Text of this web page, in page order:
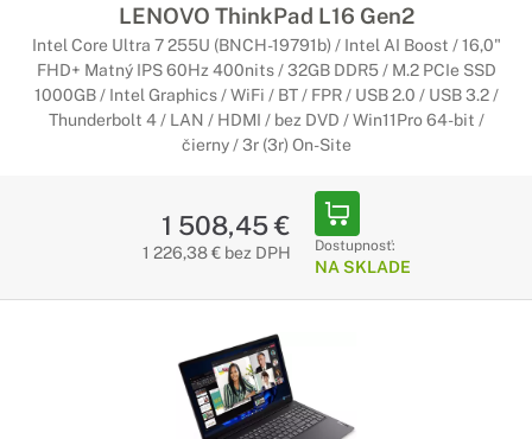
Nekompromisné hranie hier
Vynikajúce procesory, špičková grafika, možnosť
pretaktovania, veľmi rýchle úložisko a ďalšie. Vezmite si so
sebou silný herný výkon, nech ste kdekoľvek.
Notebooky Lenovo ThinkBook
Vytvorený pre podnikanie, vytvorený pre
to nie je všetko - notebooky Thinkbook disponujú skvelými
funkciami, ktoré pozdvihnú zábavu na vyššiu úroveň. A majú
LENOVO ThinkPad L16 Gen2
Intel Core Ultra 7 255U (BNCH-19791b) / Intel AI Boost / 16,0"
FHD+ Matný IPS 60Hz 400nits / 32GB DDR5 / M.2 PCIe SSD
1000GB / Intel Graphics / WiFi / BT / FPR / USB 2.0 / USB 3.2 /
Thunderbolt 4 / LAN / HDMI / bez DVD / Win11Pro 64-bit /
čierny / 3r (3r) On-Site
1 508,45 €
1 226,38 € bez DPH Dostupnosť:
NA SKLADE